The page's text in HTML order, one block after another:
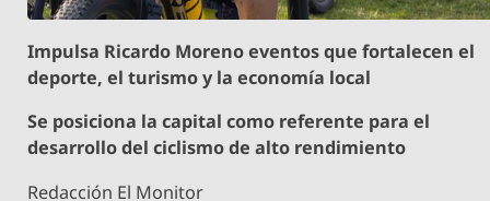
Impulsa Ricardo Moreno eventos que fortalecen el
deporte, el turismo y la economía local
Se posiciona la capital como referente para el
desarrollo del ciclismo de alto rendimiento
Redacción El Monitor